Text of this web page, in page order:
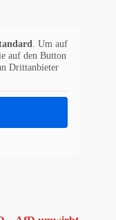
. Um auf
auf den Button
Drittanbieter